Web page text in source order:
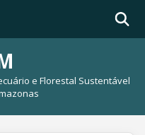
e Florestal Sustentável